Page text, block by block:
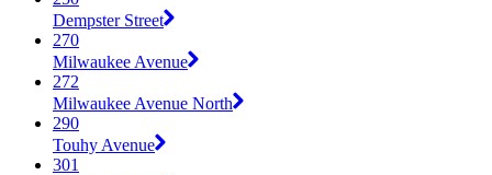
Dempster Street
270
Milwaukee Avenue
272
Milwaukee Avenue North
290
Touhy Avenue
301